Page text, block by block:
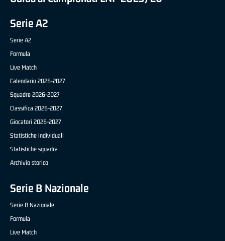
Serie A2
Serie A2
Formula
Live Match
Calendario 2026-2027
Squadre 2026-2027
Classifica 2026-2027
Giocatori 2026-2027
Statistiche individuali
Statistiche squadra
Archivio storico
Serie B Nazionale
Serie B Nazionale
Formula
Live Match